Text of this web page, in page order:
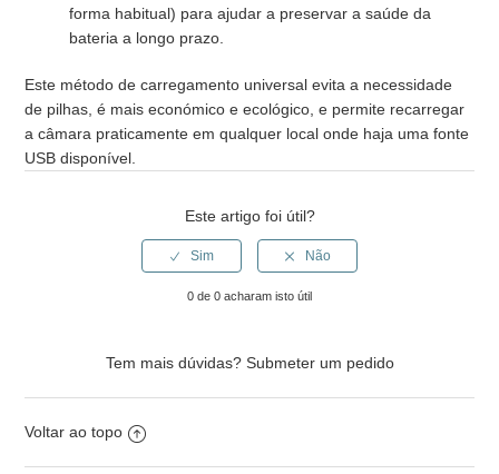
forma habitual) para ajudar a preservar a saúde da
bateria a longo prazo.
Este método de carregamento universal evita a necessidade
de pilhas, é mais económico e ecológico, e permite recarregar
a câmara praticamente em qualquer local onde haja uma fonte
USB disponível.
Este artigo foi útil?
0 de 0 acharam isto útil
Tem mais dúvidas? Submeter um pedido
Voltar ao topo